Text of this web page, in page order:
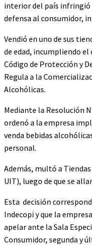
interior del país
defensa al consumidor,
Vendió en uno de sus
de edad, incumpliendo el
Código de Protección y
Regula a la
Alcohólicas.
Mediante la Resolución
ordenó a la empresa
venda bebidas
personal.
Además, multó a Tiendas
UIT), luego de que se
Esta decisión
Indecopi y que la
apelar ante la Sala
Consumidor, segunda y